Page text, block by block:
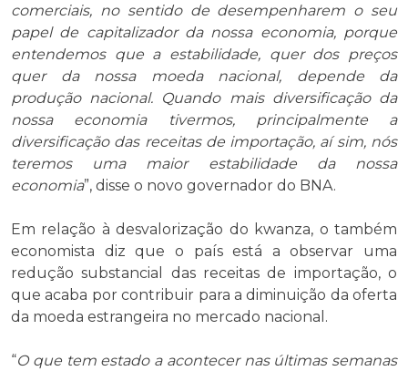
comerciais, no sentido de desempenharem o seu
papel de capitalizador da nossa economia, porque
entendemos que a estabilidade, quer dos preços
quer da nossa moeda nacional, depende da
produção nacional. Quando mais diversificação da
nossa economia tivermos, principalmente a
diversificação das receitas de importação, aí sim, nós
teremos uma maior estabilidade da nossa
economia”, disse o novo governador do BNA.
Em relação à desvalorização do kwanza, o também
economista diz que o país está a observar uma
redução substancial das receitas de importação, o
que acaba por contribuir para a diminuição da oferta
da moeda estrangeira no mercado nacional.
“O que tem estado a acontecer nas últimas semanas